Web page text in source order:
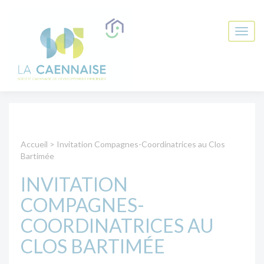
Accueil > Invitation Compagnes-Coordinatrices au Clos
Bartimée
INVITATION
COMPAGNES-
COORDINATRICES AU
CLOS BARTIMÉE